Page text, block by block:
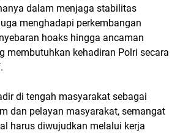
dalam menjaga stabilitas
menghadapi perkembangan
hoaks hingga ancaman
membutuhkan kehadiran Polri secara
di tengah masyarakat sebagai
dan pelayan masyarakat, semangat
harus diwujudkan melalui kerja